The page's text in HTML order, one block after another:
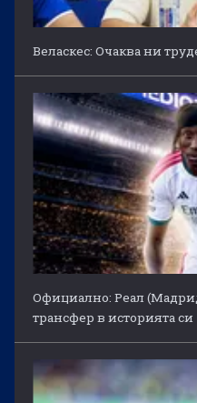
Веласкес: Очаква ни
Официално: Реал
трансфер в историята си